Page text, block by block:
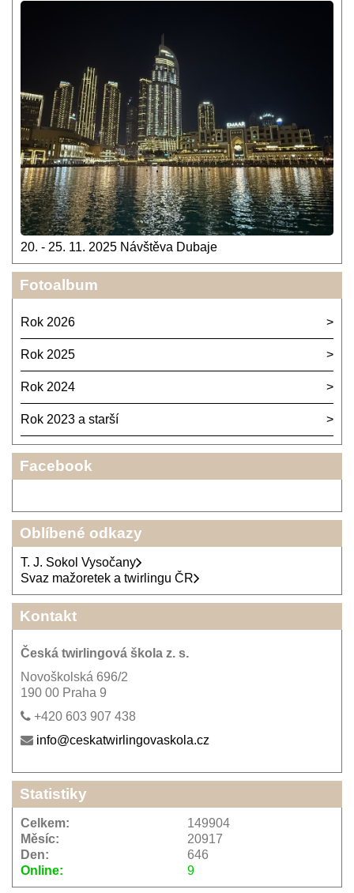
20. - 25. 11. 2025 Návštěva Dubaje
Fotoalbum
Rok 2026
Rok 2025
Rok 2024
Rok 2023 a starší
Facebook
Oblíbené odkazy
T. J. Sokol Vysočany
Svaz mažoretek a twirlingu ČR
Kontakt
Česká twirlingová škola z. s.
Novoškolská 696/2
190 00 Praha 9
+420 603 907 438
info@ceskatwirlingovaskola.cz
Statistiky
Online: 9
Celkem:
149904
Měsíc:
20917
Den:
646